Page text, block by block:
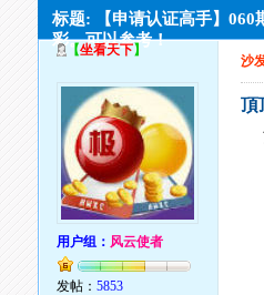
标题: 【申请认证高手】060
彩。可以参考！
【坐看天下】
用户组： 风云使者
发帖：5853
沙
頂